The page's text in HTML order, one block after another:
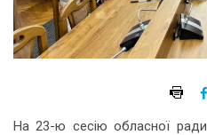
На 23-ю сесію обласної